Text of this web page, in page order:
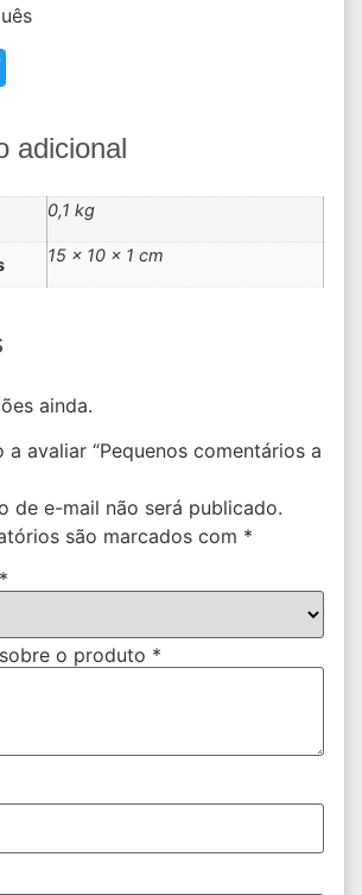
Twitter
adicional
0,1 kg
15 × 10 × 1 cm
ainda.
a avaliar “Pequenos comentários a
de e-mail não será publicado.
são marcados com *
*
o produto *